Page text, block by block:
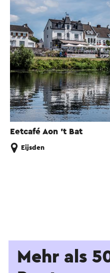
Eetcafé Aon 't Bat
Eijsden
Mehr als